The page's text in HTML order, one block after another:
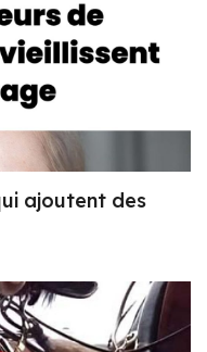
ajoutent des